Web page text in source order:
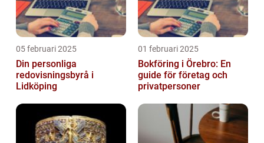
05 februari 2025
Din personliga
redovisningsbyrå i
Lidköping
01 februari 2025
Bokföring i Örebro: En
guide för företag och
privatpersoner